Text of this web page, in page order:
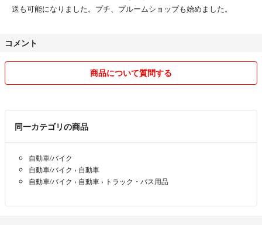
送も可能になりました。プチ、プルームショップも始めました。
コメント
商品について質問する
同一カテゴリの商品
自動車/バイク
自動車/バイク › 自動車
自動車/バイク › 自動車 › トラック・バス用品